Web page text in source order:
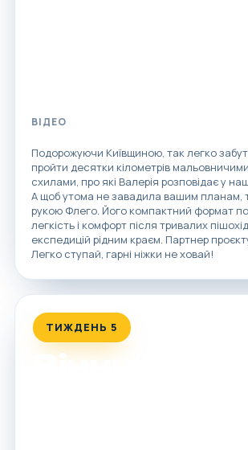
ВІДЕО
Подорожуючи Київщиною, так легко
пройти десятки кілометрів
схилами, про які Валерія розповідає у
А щоб утома не завадила вашим планам,
рукою Флего. Його компактний формат
легкість і комфорт після тривалих
експедицій рідним краєм. Партнер
Легко ступай, гарні ніжки не ховай!
ТИЖДЕНЬ 5
Вінниччина